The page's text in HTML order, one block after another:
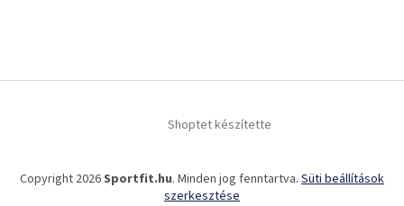
Shoptet készítette
Copyright 2026Sportfit.hu. Minden jog fenntartva. Süti beállítások
szerkesztése